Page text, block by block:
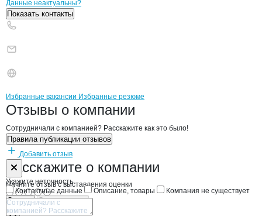
Контактыкомпании
+7(800)000-00-..
Данные неактуальны?
Показать контакты
Брендыкомпани УЛЕЙ
Вакансии вУЛЕЙ
Избранные вакансии Избранные резюме
Новости oУЛЕЙ, ООО
Отзывы о компании
Сотрудничали с компанией? Расскажите как это было!
Правила публикации отзывов
Добавить отзыв
Расскажите о компании
Начните отзыв с выставления оценки
Форма обратной связи о неточностях
Укажите неточность
Контактные данные
Описание, товары Компания не существует
Отмена Опубликовать